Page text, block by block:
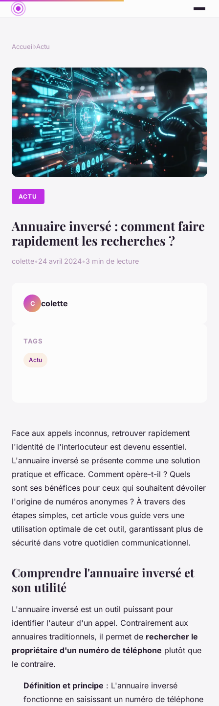
Accueil›Actu
ACTU
Annuaire inversé : comment faire
rapidement les recherches ?
colette•24 avril 2024•3 min de lecture
Face aux appels inconnus, retrouver rapidement
l'identité de l'interlocuteur est devenu essentiel.
L'annuaire inversé se présente comme une solution
pratique et efficace. Comment opère-t-il ? Quels
sont ses bénéfices pour ceux qui souhaitent dévoiler
l'origine de numéros anonymes ? À travers des
étapes simples, cet article vous guide vers une
utilisation optimale de cet outil, garantissant plus de
sécurité dans votre quotidien communicationnel.
Comprendre l'annuaire inversé et
son utilité
L'annuaire inversé est un outil puissant pour
identifier l'auteur d'un appel. Contrairement aux
annuaires traditionnels, il permet de rechercher le
propriétaire d'un numéro de téléphone plutôt que
le contraire.
Définition et principe : L'annuaire inversé
fonctionne en saisissant un numéro de téléphone
C colette
TAGS
Actu